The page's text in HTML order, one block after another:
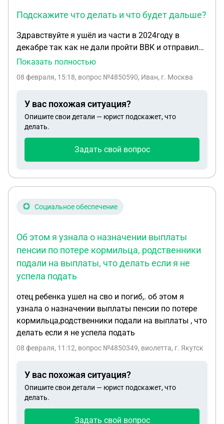
Подскажите что делать и что будет дальше?
Здравствуйте я ушёл из части в 2024году в
декабре так как не дали пройти ВВК и отправили
на границу и я ушёл и до сих дома. Потом
августе и сказали чтоб я ехал в часть и говорят
ранение 3 октября в2024 году ранение тяжёлое
боли до сих пор мучают и вызывал врачей на дом
уже. Но статус у меня стоит без вести пропавший.
Показать полностью
08 февраля, 15:18, вопрос №4850590, Иван, г. Москва
У вас похожая ситуация?
Опишите свои детали — юрист подскажет, что
делать.
Задать свой вопрос
Социальное обеспечение
Об этом я узнала о назначении выплаты
пенсии по потере кормильца, родственники
подали на выплаты, что делать если я не
успела подать
отец ребенка ушел на сво и погиб,. об этом я
узнала о назначении выплаты пенсии по потере
кормильца,родственники подали на выплаты , что
делать если я не успела подать
08 февраля, 11:12, вопрос №4850349, виолетта, г. Якутск
У вас похожая ситуация?
Опишите свои детали — юрист подскажет, что
делать.
Задать свой вопрос